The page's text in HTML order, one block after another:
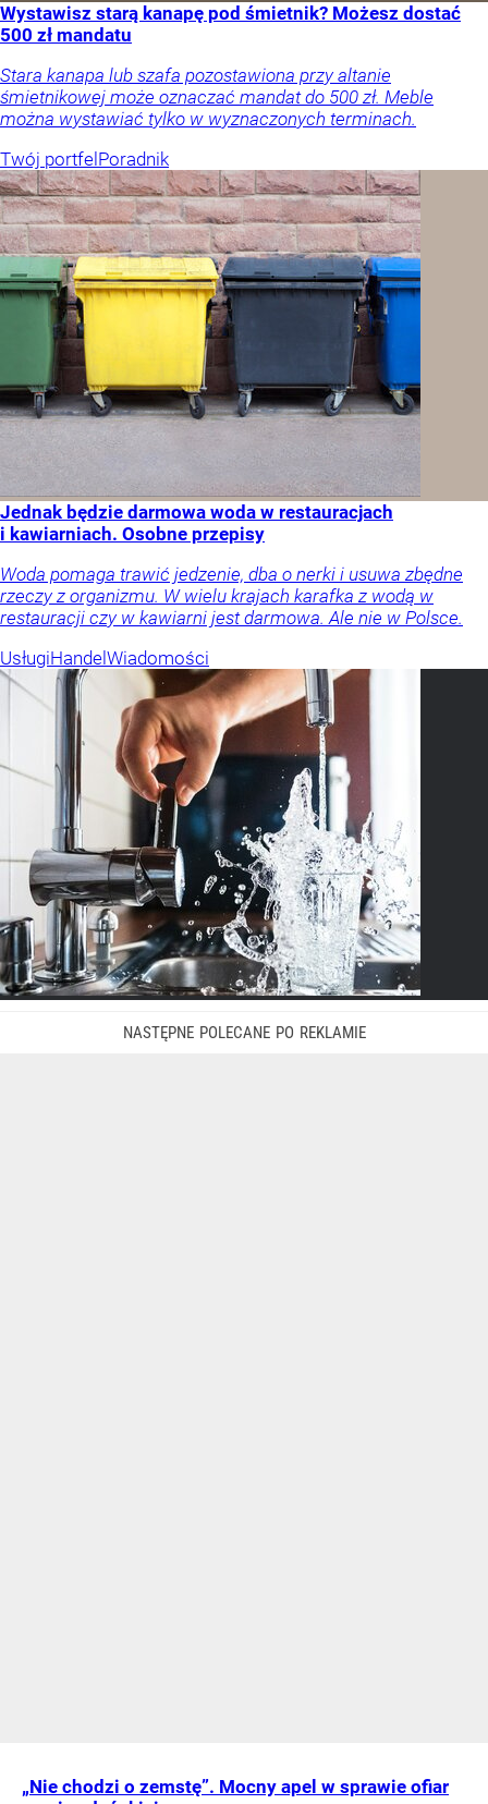
Wystawisz starą kanapę pod śmietnik? Możesz dostać
500 zł mandatu
Stara kanapa lub szafa pozostawiona przy altanie
śmietnikowej może oznaczać mandat do 500 zł. Meble
można wystawiać tylko w wyznaczonych terminach.
Twój portfel Poradnik
Jednak będzie darmowa woda w restauracjach
i kawiarniach. Osobne przepisy
Woda pomaga trawić jedzenie, dba o nerki i usuwa zbędne
rzeczy z organizmu. W wielu krajach karafka z wodą w
restauracji czy w kawiarni jest darmowa. Ale nie w Polsce.
UsługiHandel Wiadomości
„Nie chodzi o zemstę”. Mocny apel w sprawie ofiar